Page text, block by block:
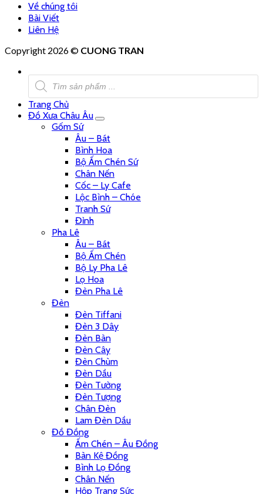
Về chúng tôi
Bài Viết
Liên Hệ
Copyright 2026 © CUONG TRAN
Tìm
kiếm
sản
phẩm
Trang Chủ
Đồ Xưa Châu Âu
Gốm Sứ
Âu – Bát
Bình Hoa
Bộ Ấm Chén Sứ
Chân Nến
Cốc – Ly Cafe
Lộc Bình – Chóe
Tranh Sứ
Đỉnh
Pha Lê
Âu – Bát
Bộ Ấm Chén
Bộ Ly Pha Lê
Lọ Hoa
Đèn Pha Lê
Đèn
Đèn Tiffani
Đèn 3 Dây
Đèn Bàn
Đèn Cây
Đèn Chùm
Đèn Dầu
Đèn Tường
Đèn Tượng
Chân Đèn
Lam Đèn Dầu
Đồ Đồng
Ấm Chén – Âu Đồng
Bàn Kệ Đồng
Bình Lọ Đồng
Chân Nến
Hộp Trang Sức